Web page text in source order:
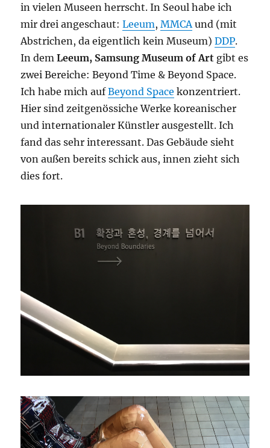
in vielen Museen herrscht. In Seoul habe ich
mir drei angeschaut:Leeum,MMCA und (mit
Abstrichen, da eigentlich kein Museum)DDP.
In demLeeum, Samsung Museum of Art gibt es
zwei Bereiche: Beyond Time & Beyond Space.
Ich habe mich aufBeyond Space konzentriert.
Hier sind zeitgenössiche Werke koreanischer
und internationaler Künstler ausgestellt. Ich
fand das sehr interessant. Das Gebäude sieht
von außen bereits schick aus, innen zieht sich
dies fort.